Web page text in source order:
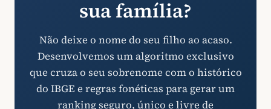
sua família?
Não deixe o nome do seu filho ao acaso.
Desenvolvemos um algoritmo exclusivo
que cruza o seu sobrenome com o histórico
do IBGE e regras fonéticas para gerar um
ranking seguro, único e livre de